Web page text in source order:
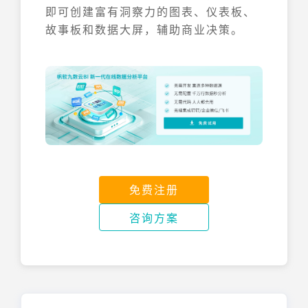
即可创建富有洞察力的图表、仪表板、
故事板和数据大屏，辅助商业决策。
免费注册
咨询方案